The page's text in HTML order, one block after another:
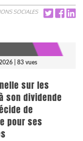
SOCIALES
| 83 vues
sur les
son dividende
de
pour ses